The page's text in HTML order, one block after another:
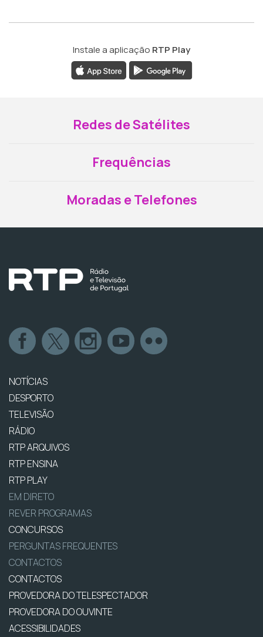
Instale a aplicação RTP Play
Redes de Satélites
Frequências
Moradas e Telefones
NOTÍCIAS
DESPORTO
TELEVISÃO
RÁDIO
RTP ARQUIVOS
RTP ENSINA
RTP PLAY
EM DIRETO
REVER PROGRAMAS
CONCURSOS
PERGUNTAS FREQUENTES
CONTACTOS
CONTACTOS
PROVEDORA DO TELESPECTADOR
PROVEDORA DO OUVINTE
ACESSIBILIDADES